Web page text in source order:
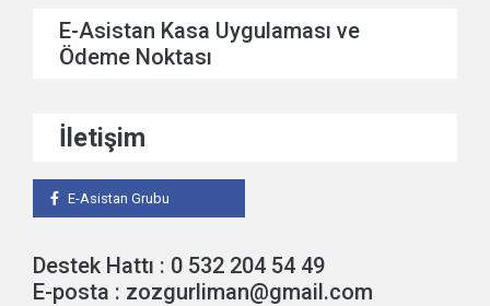
E-Asistan Kasa Uygulaması ve
Ödeme Noktası
İletişim
E-Asistan Grubu
Destek Hattı : 0 532 204 54 49
E-posta : zozgurliman@gmail.com